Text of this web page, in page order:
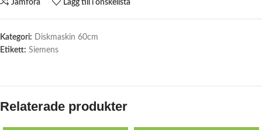
Jämföra Lägg till i önskelista
Kategori: Diskmaskin 60cm
Etikett: Siemens
Relaterade produkter